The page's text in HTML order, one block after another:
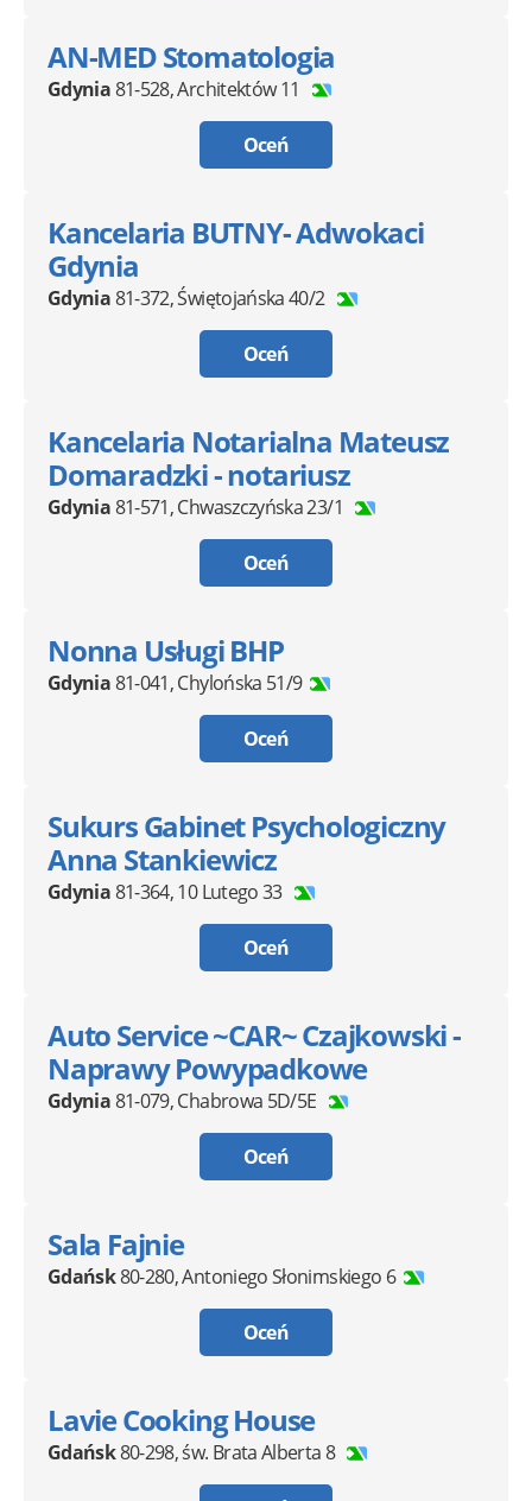
AN-MED Stomatologia
Gdynia81-528,Architektów 11
Oceń
Kancelaria BUTNY- Adwokaci
Gdynia
Gdynia81-372,Świętojańska 40/2
Oceń
Kancelaria Notarialna Mateusz
Domaradzki - notariusz
Gdynia81-571,Chwaszczyńska 23/1
Oceń
Nonna Usługi BHP
Gdynia81-041,Chylońska 51/9
Oceń
Sukurs Gabinet Psychologiczny
Anna Stankiewicz
Gdynia81-364,10 Lutego 33
Oceń
Auto Service ~CAR~ Czajkowski -
Naprawy Powypadkowe
Gdynia81-079,Chabrowa 5D/5E
Oceń
Sala Fajnie
Gdańsk80-280,Antoniego Słonimskiego 6
Oceń
Lavie Cooking House
Gdańsk80-298,św. Brata Alberta 8